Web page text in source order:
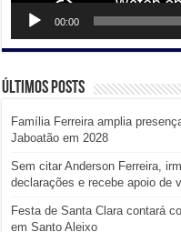
00:00
Últimos posts
Família Ferreira amplia
Jaboatão em 2028
Sem citar Anderson Ferreira,
declarações e recebe apoio de
Festa de Santa Clara contará
em Santo Aleixo